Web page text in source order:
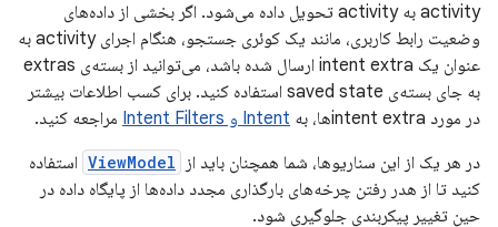
activity به activity تحویل داده می‌شود. اگر بخشی از داده‌های
وضعیت رابط کاربری، مانند یک کوئری جستجو، هنگام اجرای activity به
عنوان یک intent extra ارسال شده باشد، می‌توانید از بسته‌ی extras
به جای بسته‌ی saved state استفاده کنید. برای کسب اطلاعات بیشتر
در مورد intent extraها، به
Intent و Intent Filters
مراجعه کنید.
در هر یک از این سناریوها، شما همچنان باید از
ViewModel استفاده
کنید تا از هدر رفتن چرخه‌های بارگذاری مجدد داده‌ها از پایگاه داده در
حین تغییر پیکربندی جلوگیری شود.